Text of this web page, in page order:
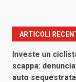
ARTICOLI
Investe un
scappa:
auto sequestrata